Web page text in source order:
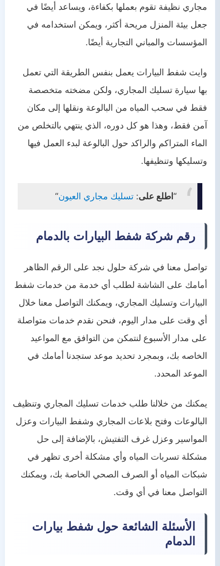
مجاري نظيفة تقوم بعملها بكفاءة، ويساعد أيضًا في
جعل بيئة المنزل مريحة أكثر، ويمكن استخدامه في
المؤسسات والمباني التجارية أيضًا.
وايت شفط البيارات يعمل بنفس الطريقة التي تعمل
بها سيارة تسليك المجاري، ولكن مضخته متخصصة
فقط في سحب المياه من البالوعة ونقلها إلى مكان
آمن فقط، وهذا هو كل دوره، الذي ينتهي بالتخلص من
الماء المتراكم والراكد حول البالوعة لبدء العمل فيها
وتسليكها وتنظيفها.
“اطلع على: تسليك مجاري العيون“
رقم شركة شفط البيارات بالدمام
تواصل معنا في شركة حلول نجد على الرقم الظاهر
أمامك على الشاشة لطلب أي خدمة من خدمات شفط
البيارات وتسليك المجاري، ويمكنك التواصل معنا خلال
أي وقت على مدار اليوم، فنحن نقدم خدمات متواصلة
على مدار الأسبوع لنتمكن من التوافق مع المواعيد
الخاصه بك، وبمجرد تحديد موعد ستجدنا أمامك في
الموعد المحدد.
يمكنك من خلالنا طلب خدمات تسليك المجاري وتنظيف
البالوعات وفتح بلاعات المجاري وشفط البيارات وعزل
المواسير وعزل غرف التفتيش، بالإضافة إلى حل
مشكلة تسربات المياه وأي مشكلة أخرى تظهر في
شبكات المياه أو الصرف الصحي الخاصة بك، ويمكنك
التواصل معنا في أي وقت.
الأسئلة الشائعة حول شفط بيارات
الدمام